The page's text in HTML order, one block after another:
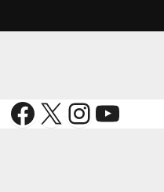
Facebook
X Instagram
YouTube